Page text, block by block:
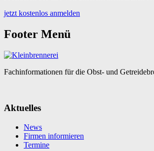
jetzt kostenlos anmelden
Footer Menü
Fachinformationen für die Obst- und
Aktuelles
News
Firmen informieren
Termine